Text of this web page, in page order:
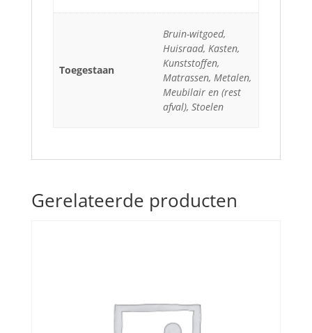
Toegestaan
Bruin-witgoed,
Huisraad, Kasten,
Kunststoffen,
Matrassen, Metalen,
Meubilair en (rest
afval), Stoelen
Gerelateerde producten